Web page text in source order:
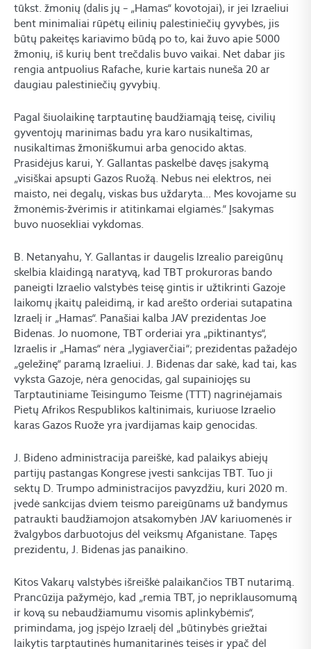
tūkst. žmonių (dalis jų – „Hamas“ kovotojai), ir jei Izraeliui
bent minimaliai rūpėtų eilinių palestiniečių gyvybės, jis
būtų pakeitęs kariavimo būdą po to, kai žuvo apie 5000
žmonių, iš kurių bent trečdalis buvo vaikai. Net dabar jis
rengia antpuolius Rafache, kurie kartais nuneša 20 ar
daugiau palestiniečių gyvybių.
Pagal šiuolaikinę tarptautinę baudžiamąją teisę, civilių
gyventojų marinimas badu yra karo nusikaltimas,
nusikaltimas žmoniškumui arba genocido aktas.
Prasidėjus karui, Y. Gallantas paskelbė davęs įsakymą
„visiškai apsupti Gazos Ruožą. Nebus nei elektros, nei
maisto, nei degalų, viskas bus uždaryta… Mes kovojame su
žmonėmis-žvėrimis ir atitinkamai elgiamės.“ Įsakymas
buvo nuosekliai vykdomas.
B. Netanyahu, Y. Gallantas ir daugelis Izrealio pareigūnų
skelbia klaidingą naratyvą, kad TBT prokuroras bando
paneigti Izraelio valstybės teisę gintis ir užtikrinti Gazoje
laikomų įkaitų paleidimą, ir kad arešto orderiai sutapatina
Izraelį ir „Hamas“. Panašiai kalba JAV prezidentas Joe
Bidenas. Jo nuomone, TBT orderiai yra „piktinantys“,
Izraelis ir „Hamas“ nėra „lygiaverčiai“; prezidentas pažadėjo
„geležinę“ paramą Izraeliui. J. Bidenas dar sakė, kad tai, kas
vyksta Gazoje, nėra genocidas, gal supainiojęs su
Tarptautiniame Teisingumo Teisme (TTT) nagrinėjamais
Pietų Afrikos Respublikos kaltinimais, kuriuose Izraelio
karas Gazos Ruože yra įvardijamas kaip genocidas.
J. Bideno administracija pareiškė, kad palaikys abiejų
partijų pastangas Kongrese įvesti sankcijas TBT. Tuo ji
sektų D. Trumpo administracijos pavyzdžiu, kuri 2020 m.
įvedė sankcijas dviem teismo pareigūnams už bandymus
patraukti baudžiamojon atsakomybėn JAV kariuomenės ir
žvalgybos darbuotojus dėl veiksmų Afganistane. Tapęs
prezidentu, J. Bidenas jas panaikino.
Kitos Vakarų valstybės išreiškė palaikančios TBT nutarimą.
Prancūzija pažymėjo, kad „remia TBT, jo nepriklausomumą
ir kovą su nebaudžiamumu visomis aplinkybėmis“,
primindama, jog įspėjo Izraelį dėl „būtinybės griežtai
laikytis tarptautinės humanitarinės teisės ir ypač dėl